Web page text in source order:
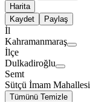
Harita
Kaydet
Paylaş
İl
Kahramanmaraş
İlçe
Dulkadiroğlu
Semt
Sütçü İmam Mahallesi
Tümünü Temizle